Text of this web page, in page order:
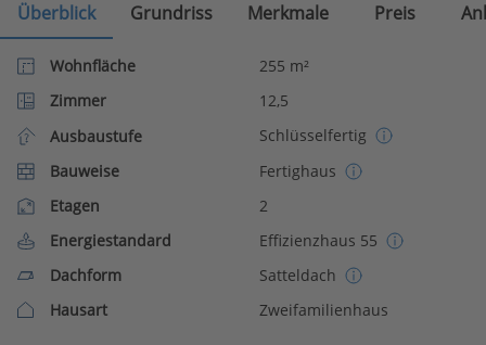
Überblick Grundriss Merkmale Preis
Wohnfläche
255 m²
Zimmer
12,5
Ausbaustufe
Schlüsselfertig
Bauweise
Fertighaus
Etagen
2
Energiestandard
Effizienzhaus 55
Dachform
Satteldach
Hausart
Zweifamilienhaus